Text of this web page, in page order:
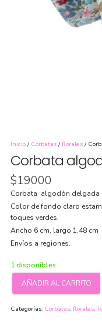
Inicio / Corbatas / florales /
Corbata
$19000
Corbata algodón delgada
Color de fondo claro
toques verdes.
Ancho 6 cm, largo 1.48 cm
Envíos a regiones.
1 disponibles
Corbata
Marshmello
AÑADIR AL CARRITO
Categorías: Corbatas, florales,